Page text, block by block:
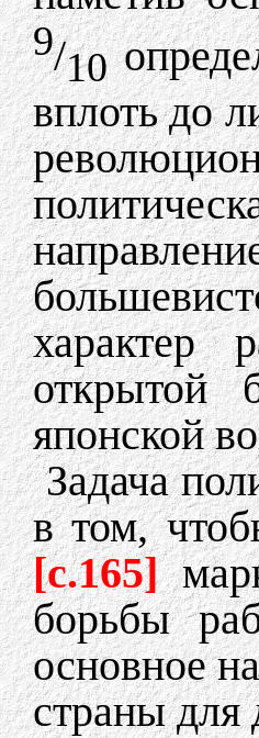
9/10
вплоть до
характер
открытой
японской
Задача
в том,
[c.165]
борьбы
основное
страны для